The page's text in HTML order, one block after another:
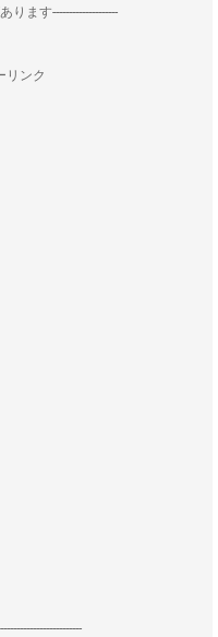
ります--------------------
リンク